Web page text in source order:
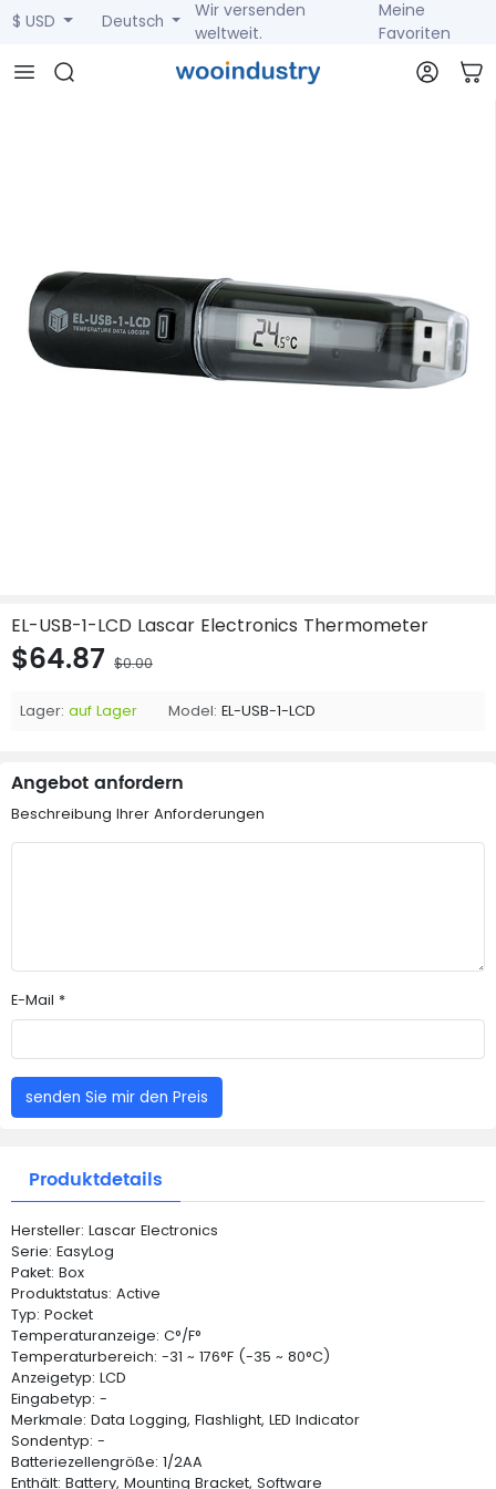
$ USD Deutsch
Wir versenden
weltweit.
Meine
Favoriten
EL-USB-1-LCD Lascar Electronics Thermometer
$64.87 $0.00
Lager: auf Lager Model: EL-USB-1-LCD
Angebot anfordern
Beschreibung Ihrer Anforderungen
E-Mail *
senden Sie mir den Preis
Produktdetails
Hersteller: Lascar Electronics
Serie: EasyLog
Paket: Box
Produktstatus: Active
Typ: Pocket
Temperaturanzeige: C°/F°
Temperaturbereich: -31 ~ 176°F (-35 ~ 80°C)
Anzeigetyp: LCD
Eingabetyp: -
Merkmale: Data Logging, Flashlight, LED Indicator
Sondentyp: -
Batteriezellengröße: 1/2AA
Enthält: Battery, Mounting Bracket, Software